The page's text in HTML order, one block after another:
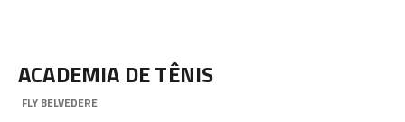
ACADEMIA DE TÊNIS
FLY BELVEDERE